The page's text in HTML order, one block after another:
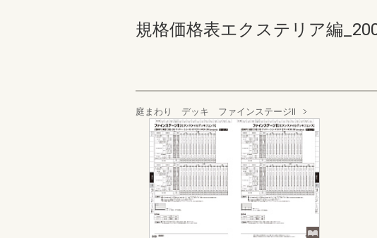
規格価格表エクステリア編
庭まわり デッキ ファインステージⅡ